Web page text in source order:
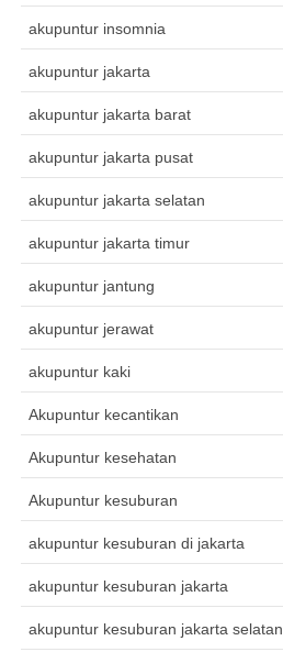
akupuntur insomnia
akupuntur jakarta
akupuntur jakarta barat
akupuntur jakarta pusat
akupuntur jakarta selatan
akupuntur jakarta timur
akupuntur jantung
akupuntur jerawat
akupuntur kaki
Akupuntur kecantikan
Akupuntur kesehatan
Akupuntur kesuburan
akupuntur kesuburan di jakarta
akupuntur kesuburan jakarta
akupuntur kesuburan jakarta selatan